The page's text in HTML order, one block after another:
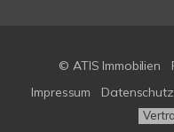
© ATIS Immobilien
Impressum
Datenschutz